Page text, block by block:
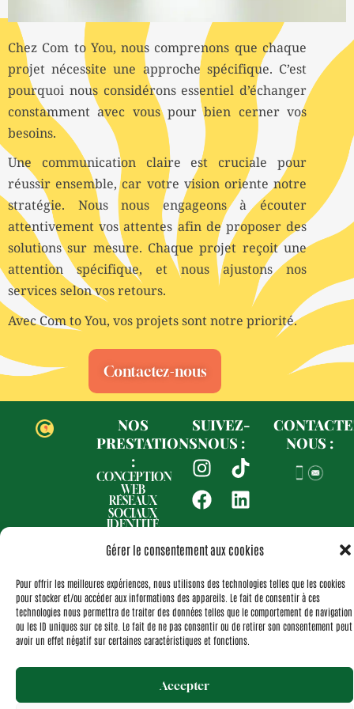
Gérer le consentement aux cookies
Pour offrir les meilleures expériences, nous utilisons des technologies telles que les cookies
pour stocker et/ou accéder aux informations des appareils. Le fait de consentir à ces
technologies nous permettra de traiter des données telles que le comportement de navigation
ou les ID uniques sur ce site. Le fait de ne pas consentir ou de retirer son consentement peut
avoir un effet négatif sur certaines caractéristiques et fonctions.
Accepter
Chez Com to You, nous comprenons que chaque
projet nécessite une approche spécifique. C’est
pourquoi nous considérons essentiel d’échanger
constamment avec vous pour bien cerner vos
besoins.
Une communication claire est cruciale pour
réussir ensemble, car votre vision oriente notre
stratégie. Nous nous engageons à écouter
attentivement vos attentes afin de proposer des
solutions sur mesure. Chaque projet reçoit une
attention spécifique, et nous ajustons nos
services selon vos retours.
Avec Com to You, vos projets sont notre priorité.
Contactez-nous
NOS
PRESTATIONS
:
CONCEPTION
WEB
RÉSEAUX
SOCIAUX
IDENTITÉ
NOS
SUIVEZ-
NOUS :
I
n
s
t
a
g
r
a
m
T
i
k
t
o
k
F
a
c
e
b
o
o
k
L
i
n
k
e
d
i
n
NOUS :
Politique de confidentialité
Politique de cookies (UE)
Mentions légales
Nos actualités
Copyright © Com to you | Site créé par Com to you
Liens utiles